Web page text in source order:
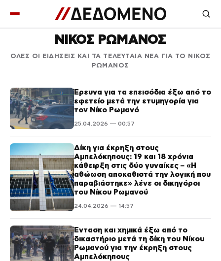
ΝΙΚΟΣ ΡΩΜΑΝΟΣ
ΟΛΕΣ ΟΙ ΕΙΔΗΣΕΙΣ ΚΑΙ ΤΑ ΤΕΛΕΥΤΑΙΑ ΝΕΑ ΓΙΑ ΤΟ ΝΙΚΟΣ
ΡΩΜΑΝΟΣ
Έρευνα για τα επεισόδια έξω από το
εφετείο μετά την ετυμηγορία για
τον Νίκο Ρωμανό
25.04.2026 — 00:57
Δίκη για έκρηξη στους
Αμπελόκηπους: 19 και 18 χρόνια
κάθειρξη στις δύο γυναίκες – «Η
αθώωση αποκαθιστά την λογική που
παραβιάστηκε» λένε οι δικηγόροι
του Νίκου Ρωμανού
24.04.2026 — 14:57
Ένταση και χημικά έξω από το
δικαστήριο μετά τη δίκη του Νίκου
Ρωμανού για την έκρηξη στους
Αμπελόκηπους